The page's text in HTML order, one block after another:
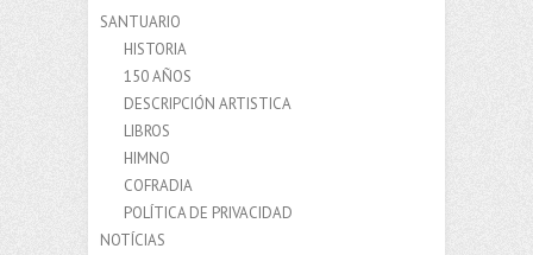
SANTUARIO
HISTORIA
150 AÑOS
DESCRIPCIÓN ARTISTICA
LIBROS
HIMNO
COFRADIA
POLÍTICA DE PRIVACIDAD
NOTÍCIAS